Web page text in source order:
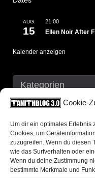
Cookie-
Um dir ein optimales Erlebnis
Cookies, um
zuzugreifen. Wenn du diesen
wie das Surfverhalten oder
Wenn du deine Zustimmung
bestimmte Merkmale und
AUG.
15
21:00
Ellen Noir After
Kalender anzeigen
Neueste
chriszu500 Words
passiert?